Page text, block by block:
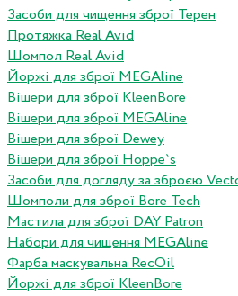
Засоби для чищення зброї Терен
Протяжка Real Avid
Шомпол Real Avid
Йоржі для зброї MEGAline
Вішери для зброї KleenBore
Вішери для зброї MEGAline
Вішери для зброї Dewey
Вішери для зброї Hoppe`s
Засоби для догляду за зброєю
Шомполи для зброї Bore Tech
Мастила для зброї DAY Patron
Набори для чищення MEGAline
Фарба маскувальна RecOil
Йоржі для зброї KleenBore